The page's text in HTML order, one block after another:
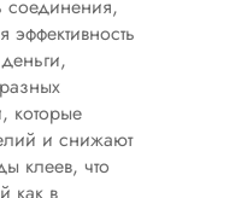
соединения,
которые
и снижают
клеев, что
как в